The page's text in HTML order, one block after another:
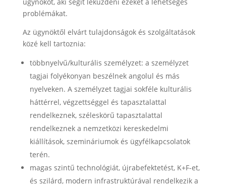
problémákat.
Az ügynöktől elvárt tulajdonságok és szolgáltatások
közé kell tartoznia:
többnyelvű/kulturális személyzet: a személyzet
tagjai folyékonyan beszélnek angolul és más
nyelveken. A személyzet tagjai sokféle kulturális
háttérrel, végzettséggel és tapasztalattal
rendelkeznek, széleskörű tapasztalattal
rendelkeznek a nemzetközi kereskedelmi
kiállítások, szemináriumok és ügyfélkapcsolatok
terén.
magas szintű technológiát, újrabefektetést, K+F-et,
és szilárd, modern infrastruktúrával rendelkezik a